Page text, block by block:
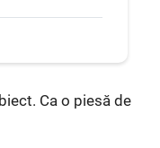
Ca o piesă de